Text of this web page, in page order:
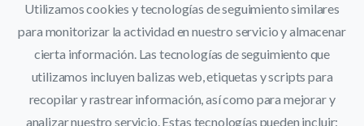
Utilizamos cookies y tecnologías de seguimiento similares
para monitorizar la actividad en nuestro servicio y almacenar
cierta información. Las tecnologías de seguimiento que
utilizamos incluyen balizas web, etiquetas y scripts para
recopilar y rastrear información, así como para mejorar y
analizar nuestro servicio. Estas tecnologías pueden incluir: